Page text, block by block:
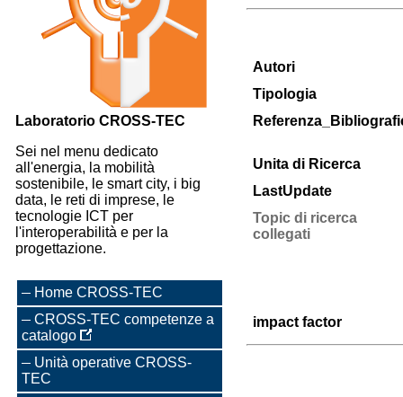
Laboratorio CROSS-TEC
Sei nel menu dedicato
all'energia, la mobilità
sostenibile, le smart city, i big
data, le reti di imprese, le
tecnologie ICT per
l'interoperabilità e per la
progettazione.
Home CROSS-TEC
CROSS-TEC competenze a
catalogo
Unità operative CROSS-
TEC
Autori
Tipologia
Unita di Ricerca
LastUpdate
Topic di ricerca
collegati
impact factor